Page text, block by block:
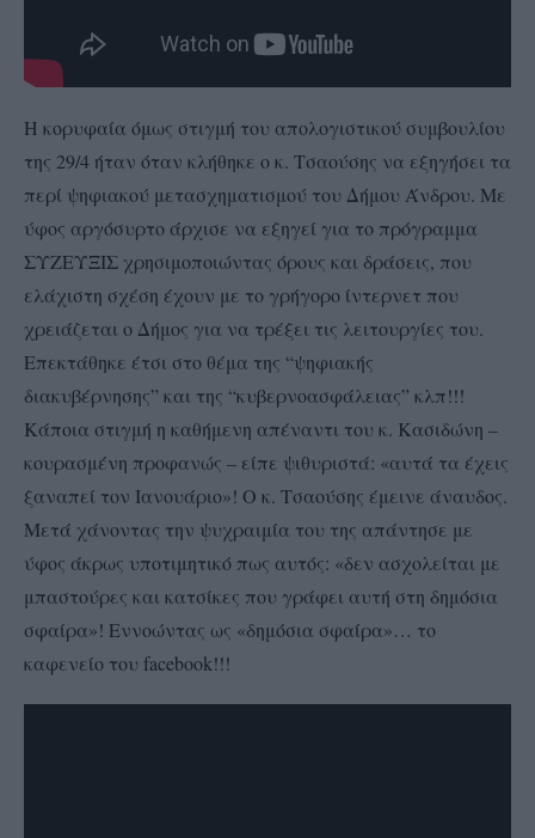
Η κορυφαία όμως στιγμή του απολογιστικού συμβουλίου
της 29/4 ήταν όταν κλήθηκε ο κ. Τσαούσης να εξηγήσει τα
περί ψηφιακού μετασχηματισμού του Δήμου Άνδρου. Με
ύφος αργόσυρτο άρχισε να εξηγεί για το πρόγραμμα
ΣΥΖΕΥΞΙΣ χρησιμοποιώντας όρους και δράσεις, που
ελάχιστη σχέση έχουν με το γρήγορο ίντερνετ που
χρειάζεται ο Δήμος για να τρέξει τις λειτουργίες του.
Επεκτάθηκε έτσι στο θέμα της “ψηφιακής
διακυβέρνησης” και της “κυβερνοασφάλειας” κλπ!!!
Κάποια στιγμή η καθήμενη απέναντι του κ. Κασιδώνη –
κουρασμένη προφανώς – είπε ψιθυριστά: «αυτά τα έχεις
ξαναπεί τον Ιανουάριο»! Ο κ. Τσαούσης έμεινε άναυδος.
Μετά χάνοντας την ψυχραιμία του της απάντησε με
ύφος άκρως υποτιμητικό πως αυτός: «δεν ασχολείται με
μπαστούρες και κατσίκες που γράφει αυτή στη δημόσια
σφαίρα»! Εννοώντας ως «δημόσια σφαίρα»… το
καφενείο του facebook!!!